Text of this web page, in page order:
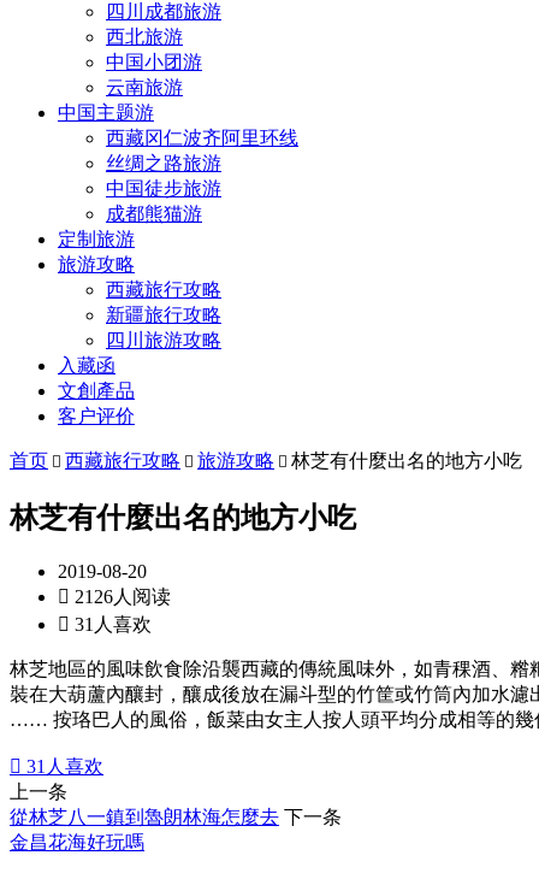
四川成都旅游
西北旅游
中国小团游
云南旅游
中国主题游
西藏冈仁波齐阿里环线
丝绸之路旅游
中国徒步旅游
成都熊猫游
定制旅游
旅游攻略
西藏旅行攻略
新疆旅行攻略
四川旅游攻略
入藏函
文創產品
客户评价
首页  西藏旅行攻略  旅游攻略  林芝有什麼出名的地方小吃
林芝有什麼出名的地方小吃
2019-08-20
 2126人阅读
 31人喜欢
林芝地區的風味飲食除沿襲西藏的傳統風味外，如青稞酒、
裝在大葫蘆內釀封，釀成後放在漏斗型的竹筐或竹筒內加水
…… 按珞巴人的風俗，飯菜由女主人按人頭平均分成相等的
 31 人喜欢
上一条
從林芝八一鎮到魯朗林海怎麼去 下一条
金昌花海好玩嗎